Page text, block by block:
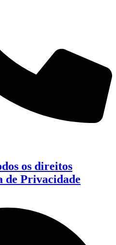
os direitos
de Privacidade